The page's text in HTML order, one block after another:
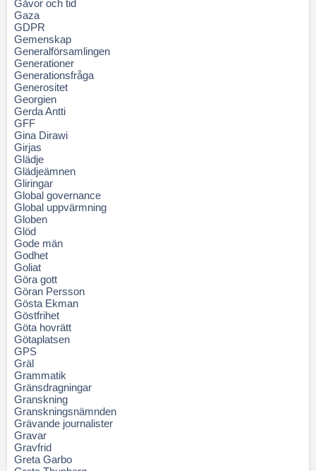
Gåvor och tid
Gaza
GDPR
Gemenskap
Generalförsamlingen
Generationer
Generationsfråga
Generositet
Georgien
Gerda Antti
GFF
Gina Dirawi
Girjas
Glädje
Glädjeämnen
Gliringar
Global governance
Global uppvärmning
Globen
Glöd
Gode män
Godhet
Goliat
Göra gott
Göran Persson
Gösta Ekman
Göstfrihet
Göta hovrätt
Götaplatsen
GPS
Gräl
Grammatik
Gränsdragningar
Granskning
Granskningsnämnden
Grävande journalister
Gravar
Gravfrid
Greta Garbo